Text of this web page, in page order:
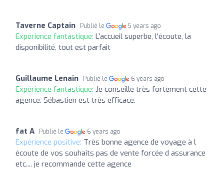
Taverne Captain Publié le 5 years ago
Expérience fantastique: L'accueil superbe, l'écoute, la
disponibilité, tout est parfait
Guillaume Lenain Publié le 6 years ago
Expérience fantastique: Je conseille très fortement cette
agence. Sébastien est très efficace.
fat A Publié le 6 years ago
Expérience positive: Très bonne agence de voyage à l
écoute de vos souhaits pas de vente forcée d assurance
etc.... je recommande cette agence